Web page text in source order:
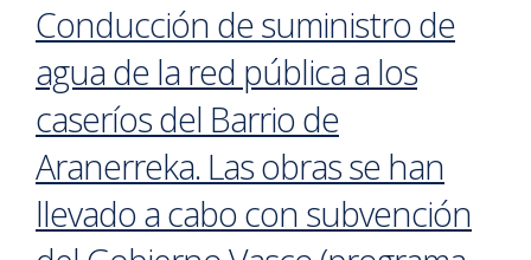
Conducción de suministro de
agua de la red pública a los
caseríos del Barrio de
Aranerreka. Las obras se han
llevado a cabo con subvención